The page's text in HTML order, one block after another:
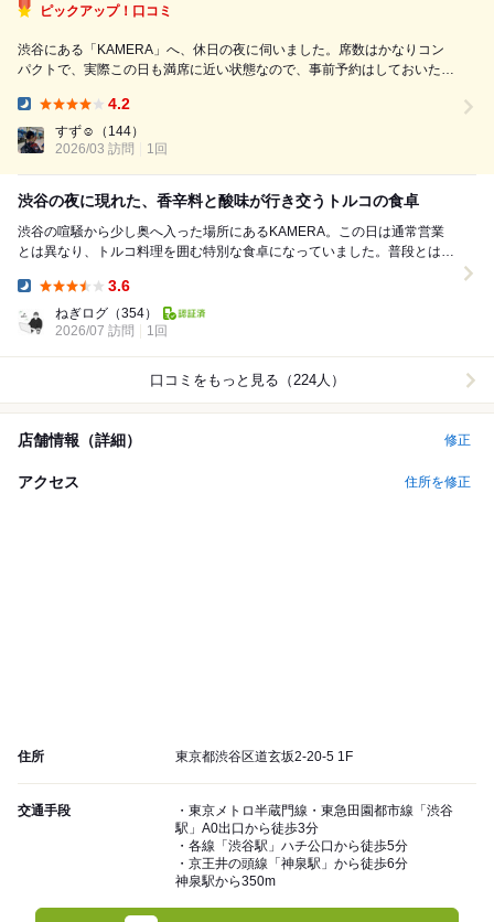
ピックアップ！口コミ
渋谷にある「KAMERA」へ、休日の夜に伺いました。席数はかなりコン
パクトで、実際この日も満席に近い状態なので、事前予約はしておいた方
ル・山形豚の熟成焼売・仔羊と黒米の熟成焼売・海老の水焼売・岩海苔と
きのこの春巻き・特製よだ...
4.2
すず︎☺︎
（144）
2026/03 訪問
1回
渋谷の夜に現れた、香辛料と酸味が行き交うトルコの食卓
渋谷の喧騒から少し奥へ入った場所にあるKAMERA。この日は通常営業
とは異なり、トルコ料理を囲む特別な食卓になっていました。普段とは違
3.6
ねぎログ （354）
2026/07 訪問
1回
口コミをもっと見る（224人）
店舗情報（詳細） 修正
アクセス 住所を修正
住所 東京都渋谷区道玄坂2-20-5 1F
交通手段
・東京メトロ半蔵門線・東急田園都市線「渋谷
駅」A0出口から徒歩3分
・各線「渋谷駅」ハチ公口から徒歩5分
・京王井の頭線「神泉駅」から徒歩6分
神泉駅から350m